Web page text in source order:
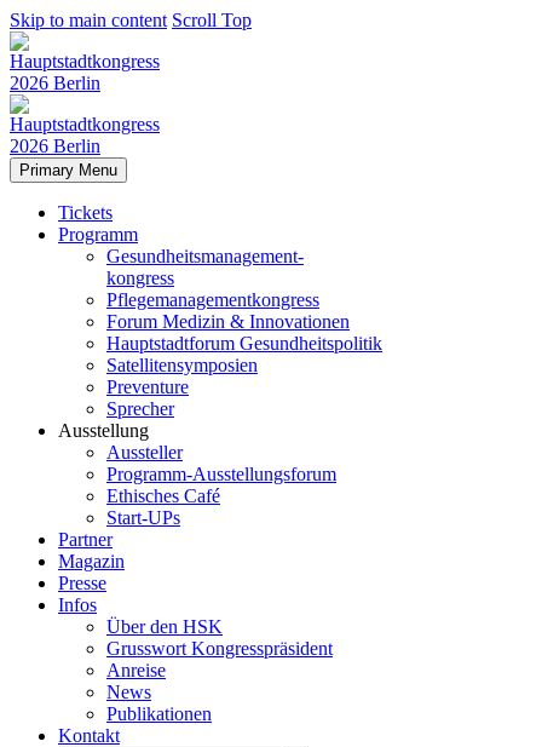
Skip to main content Scroll Top
Primary Menu
Tickets
Programm
Gesundheitsmanagement-
kongress
Pflegemanagementkongress
Forum Medizin & Innovationen
Hauptstadtforum Gesundheitspolitik
Satellitensymposien
Preventure
Sprecher
Ausstellung
Aussteller
Programm-Ausstellungsforum
Ethisches Café
Start-UPs
Partner
Magazin
Presse
Infos
Über den HSK
Grusswort Kongresspräsident
Anreise
News
Publikationen
Kontakt